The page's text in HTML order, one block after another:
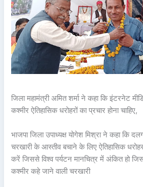
जिला महामंत्री अमित शर्मा ने कहा कि इंटरनेट
कश्मीर ऐतिहासिक धरोहरों का प्रचार होना चाहिए,
भाजपा जिला उपाध्यक्ष योगेश मिश्रा ने कहा कि
चरखारी के आस्तीव बचाने के लिए ऐतिहासिक
करें जिससे विश्व पर्यटन मानचित्र में अंकित हो
कश्मीर कहे जाने वाली चरखारी